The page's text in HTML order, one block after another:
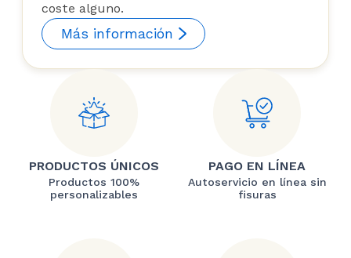
coste alguno.
Más información
PRODUCTOS ÚNICOS
Productos 100%
personalizables
PAGO EN LÍNEA
Autoservicio en línea sin
fisuras